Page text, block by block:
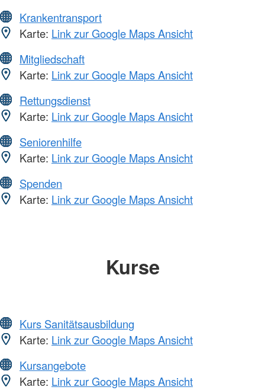
Krankentransport
Karte: Link zur Google Maps Ansicht
Mitgliedschaft
Karte: Link zur Google Maps Ansicht
Rettungsdienst
Karte: Link zur Google Maps Ansicht
Seniorenhilfe
Karte: Link zur Google Maps Ansicht
Spenden
Karte: Link zur Google Maps Ansicht
Kurse
Kurs Sanitätsausbildung
Karte: Link zur Google Maps Ansicht
Kursangebote
Karte: Link zur Google Maps Ansicht